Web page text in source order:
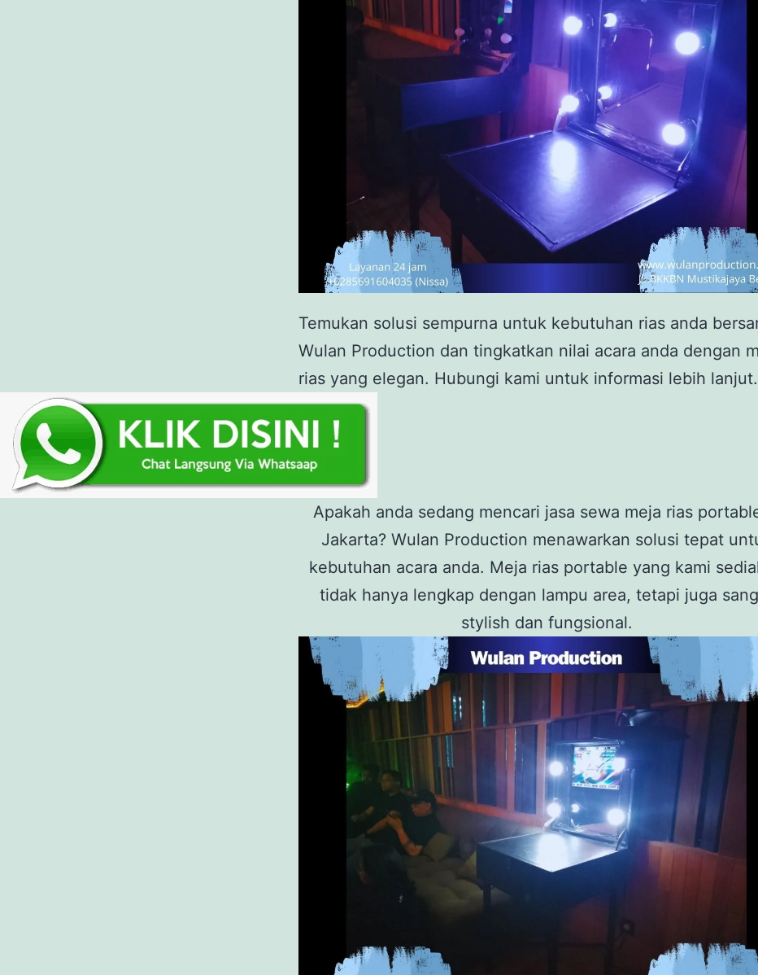
Temukan solusi sempurna untuk kebutuhan rias anda
Wulan Production dan tingkatkan nilai acara anda dengan
rias yang elegan. Hubungi kami untuk informasi lebih lanjut.
Apakah anda sedang mencari jasa sewa meja rias
Jakarta? Wulan Production menawarkan solusi tepat
kebutuhan acara anda. Meja rias portable yang kami
tidak hanya lengkap dengan lampu area, tetapi juga
stylish dan fungsional.